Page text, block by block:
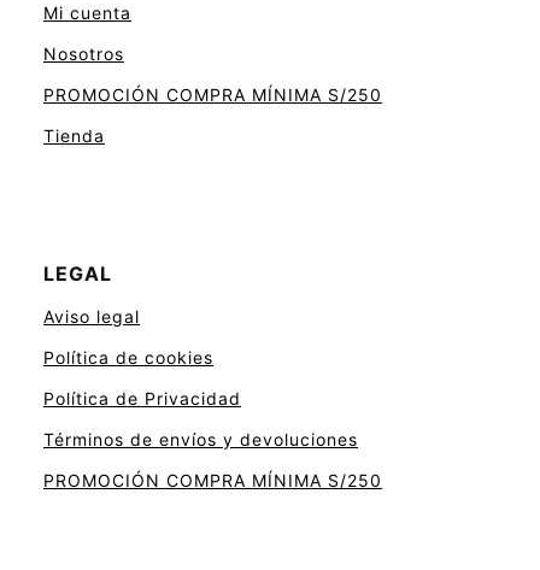
Mi cuenta
Nosotros
PROMOCIÓN COMPRA MÍNIMA S/250
Tienda
LEGAL
Aviso legal
Política de cookies
Política de Privacidad
Términos de envíos y devoluciones
PROMOCIÓN COMPRA MÍNIMA S/250